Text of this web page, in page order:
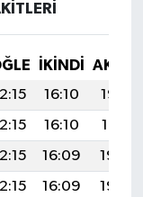
İKINDI
16:10
19:32
16:10
19:31
16:09
19:30
16:09
19:29